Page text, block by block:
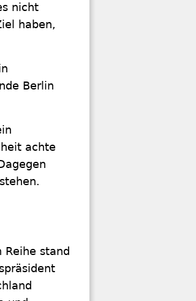
nicht
haben,
Berlin
achte
stand